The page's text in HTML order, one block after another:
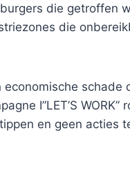
burgers die
die
economische
I”LET’S
en geen acties